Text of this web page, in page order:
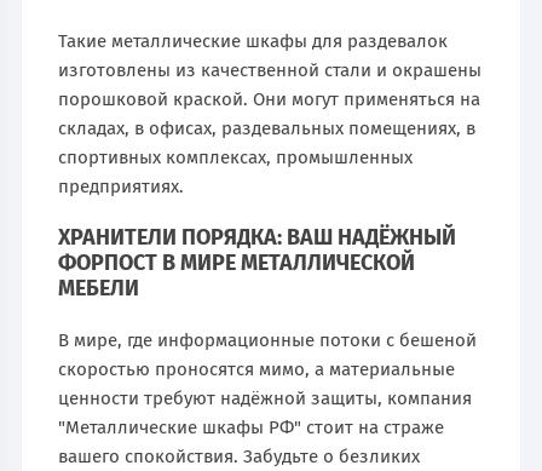
Такие металлические шкафы для раздевалок
изготовлены из качественной стали и окрашены
порошковой краской. Они могут применяться на
складах, в офисах, раздевальных помещениях, в
спортивных комплексах, промышленных
предприятиях.
ХРАНИТЕЛИ ПОРЯДКА: ВАШ НАДЁЖНЫЙ
ФОРПОСТ В МИРЕ МЕТАЛЛИЧЕСКОЙ
МЕБЕЛИ
В мире, где информационные потоки с бешеной
скоростью проносятся мимо, а материальные
ценности требуют надёжной защиты, компания
"Металлические шкафы РФ" стоит на страже
вашего спокойствия. Забудьте о безликих